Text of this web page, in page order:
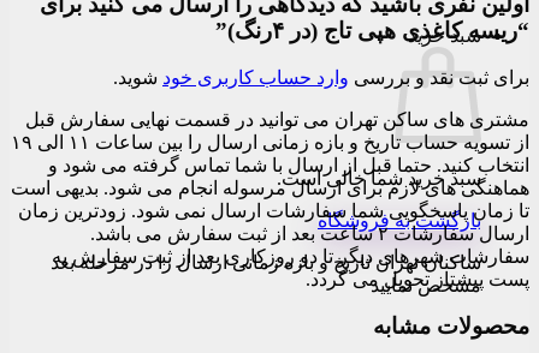
سبد خرید
سبد خرید شما خالی است.
بازگشت به فروشگاه
ساکنان تهران تاریخ و بازه زمانی ارسال را در مرحله بعد
مشخص نمایید
“ریسه کاغذی هپی تاج (در ۴رنگ)”
برای ثبت نقد و بررسی وارد حساب کاربری خود شوید.
مشتری های ساکن تهران می توانید در قسمت نهایی سفارش قبل
از تسویه حساب تاریخ و بازه زمانی ارسال را بین ساعات ۱۱ الی ۱۹
انتخاب کنید. حتما قبل از ارسال با شما تماس گرفته می شود و
هماهنگی های لازم برای ارسال مرسوله انجام می شود. بدیهی است
تا زمان پاسخگویی شما سفارشات ارسال نمی شود. زودترین زمان
ارسال سفارشات ۲ ساعت بعد از ثبت سفارش می باشد.
سفارشات شهرهای دیگر تا دو روزکاری بعد از ثبت سفارش به
پست پیشتاز تحویل می گردد.
محصولات مشابه